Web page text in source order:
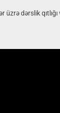
dərslik qıtlığı